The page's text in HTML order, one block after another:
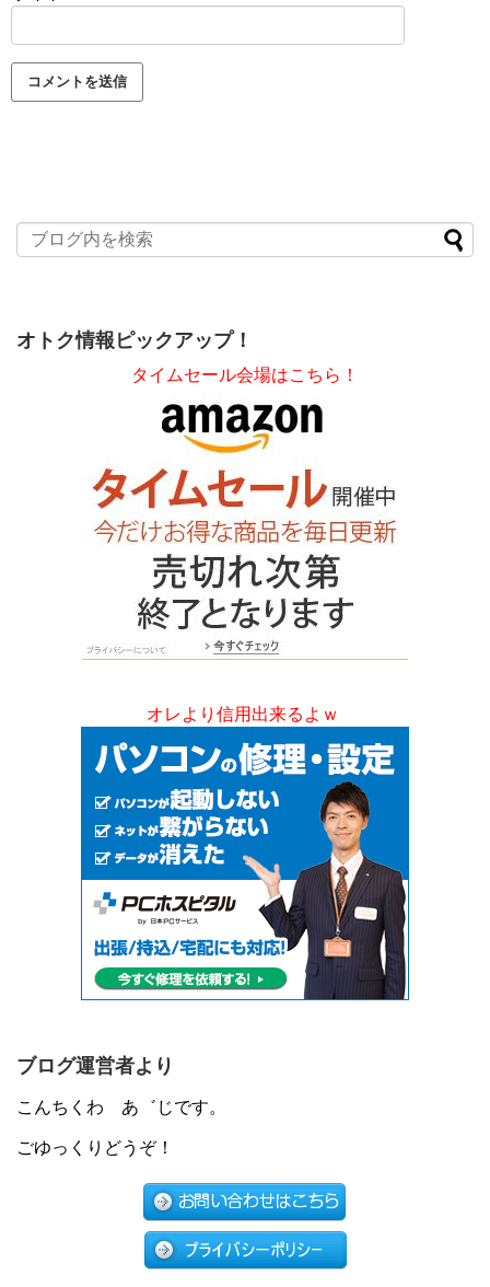
オトク情報ピックアップ！
タイムセール会場はこちら！
オレより信用出来るよｗ
ブログ運営者より
こんちくわ あ゛じです。
ごゆっくりどうぞ！